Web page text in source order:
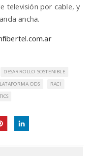
televisión por cable, y
ancha.
DESARROLLO SOSTENIBLE
ODS
RACI
TICS